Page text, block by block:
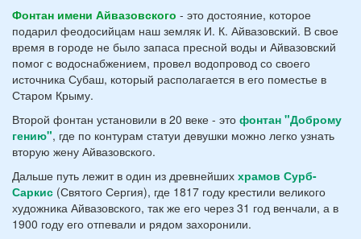
Фонтан имени Айвазовского - это достояние, которое
подарил феодосийцам наш земляк И. К. Айвазовский. В свое
время в городе не было запаса пресной воды и Айвазовский
помог с водоснабжением, провел водопровод со своего
источника Субаш, который располагается в его поместье в
Старом Крыму.
Второй фонтан установили в 20 веке - это фонтан "Доброму
гению", где по контурам статуи девушки можно легко узнать
вторую жену Айвазовского.
Дальше путь лежит в один из древнейших храмов Сурб-
Саркис (Святого Сергия), где 1817 году крестили великого
художника Айвазовского, так же его через 31 год венчали, а в
1900 году его отпевали и рядом захоронили.